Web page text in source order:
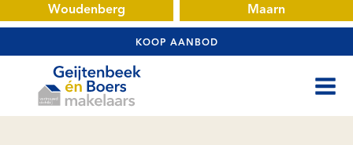
Woudenberg Maarn
KOOP AANBOD